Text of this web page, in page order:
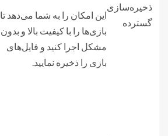
ذخیره‌سازی
گسترده
این امکان را به شما می‌دهد تا
بازی‌ها را با کیفیت بالا و بدون
مشکل اجرا کنید و فایل‌های
بازی را ذخیره نمایید.